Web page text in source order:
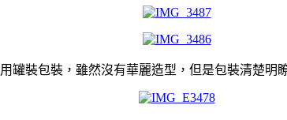
罐裝包裝，雖然沒有華麗造型，但是包裝清楚明